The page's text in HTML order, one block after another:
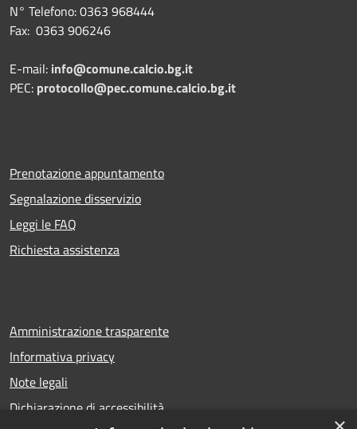
N° Telefono: 0363 968444
Fax: 0363 906246
E-mail: info@comune.calcio.bg.it
PEC: protocollo@pec.comune.calcio.bg.it
Prenotazione appuntamento
Segnalazione disservizio
Leggi le FAQ
Richiesta assistenza
Amministrazione trasparente
Informativa privacy
Note legali
Dichiarazione di accessibilità